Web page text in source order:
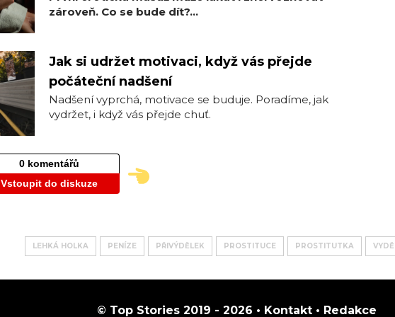
zároveň. Co se bude dít?...
Jak si udržet motivaci, když vás přejde
počáteční nadšení
Nadšení vyprchá, motivace se buduje. Poradíme, jak
vydržet, i když vás přejde chuť.
0 komentářů
Vstoupit do diskuze
LEHKÁ HOLKA PENÍZE PŘIVÝDĚLEK PROSTITUCE PROSTITUTKA
© Top Stories 2019 - 2026 • Kontakt• Redakce